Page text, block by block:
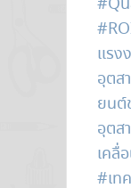
แรง
อุตส
ยนต์
อุตส
เคลื่
#เท